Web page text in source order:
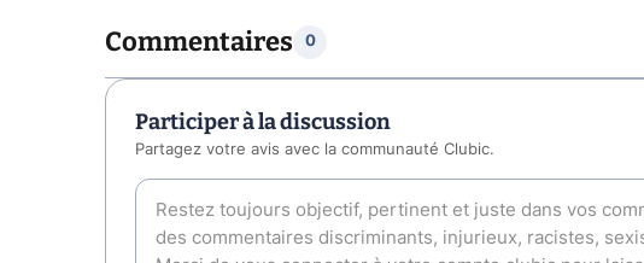
Commentaires 0
Participer à la discussion
Partagez votre avis avec la communauté Clubic.